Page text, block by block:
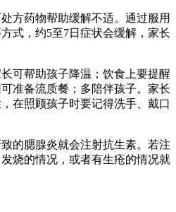
方药物帮助缓解不适。通过服用
式，约5至7日症状会缓解，家长
可帮助孩子降温；饮食上要提醒
准备流质餐；多陪伴孩子。家长
在照顾孩子时要记得洗手、戴口
的腮腺炎就会注射抗生素。若注
烧的情况，或者有生疮的情况就